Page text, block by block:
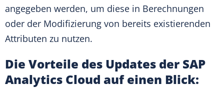
angegeben werden, um diese in Berechnungen
oder der Modifizierung von bereits existierenden
Attributen zu nutzen.
Die Vorteile des Updates der SAP
Analytics Cloud auf einen Blick: